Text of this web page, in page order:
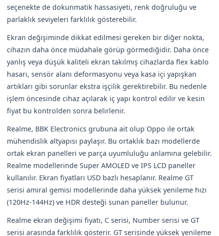
seçenekte de dokunmatik hassasiyeti, renk doğruluğu ve
parlaklık seviyeleri farklılık gösterebilir.
Ekran değişiminde dikkat edilmesi gereken bir diğer nokta,
cihazın daha önce müdahale görüp görmediğidir. Daha önce
yanlış veya düşük kaliteli ekran takılmış cihazlarda flex kablo
hasarı, sensör alanı deformasyonu veya kasa içi yapışkan
artıkları gibi sorunlar ekstra işçilik gerektirebilir. Bu nedenle
işlem öncesinde cihaz açılarak iç yapı kontrol edilir ve kesin
fiyat bu kontrolden sonra belirlenir.
Realme, BBK Electronics grubuna ait olup Oppo ile ortak
mühendislik altyapısı paylaşır. Bu ortaklık bazı modellerde
ortak ekran panelleri ve parça uyumluluğu anlamına gelebilir.
Realme modellerinde Super AMOLED ve IPS LCD paneller
kullanılır. Ekran fiyatları USD bazlı hesaplanır. Realme GT
serisi amiral gemisi modellerinde daha yüksek yenileme hızı
(120Hz-144Hz) ve HDR desteği sunan paneller bulunur.
Realme ekran değişimi fiyatı, C serisi, Number serisi ve GT
serisi arasında farklılık gösterir. GT serisinde yüksek yenileme